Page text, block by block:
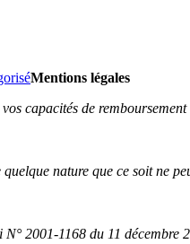
Mentions légales
capacités de
nature que ce soit ne
2001-1168 du 11 décembre